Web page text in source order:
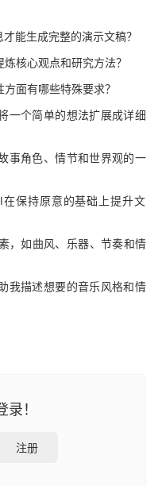
能生成完整的演示文稿？
核心观点和研究方法？
面有哪些特殊要求？
一个简单的想法扩展成详细
事角色、情节和世界观的一
保持原意的基础上提升文
，如曲风、乐器、节奏和情
我描述想要的音乐风格和情
！
注册